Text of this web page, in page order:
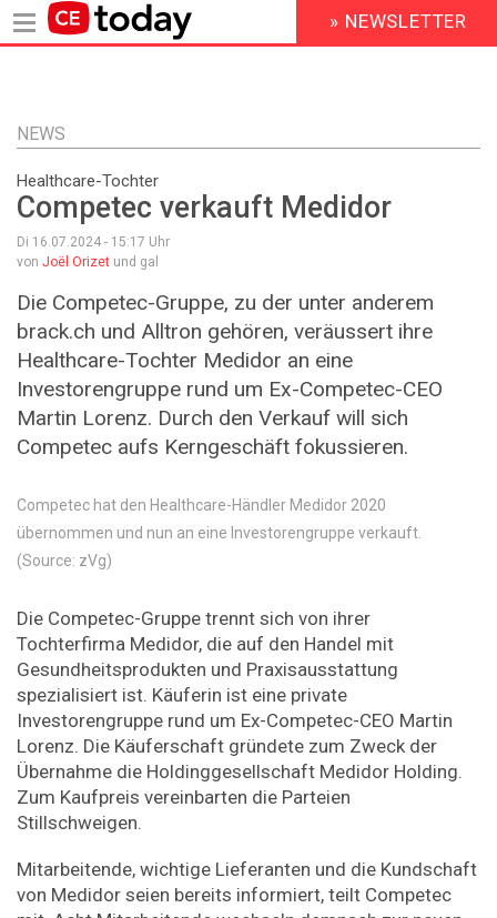
Inhalt
HEADER
MENU
» NEWSLETTER
NEWS
Healthcare-Tochter
Competec verkauft Medidor
Di 16.07.2024 - 15:17 Uhr
von Joël Orizet und gal
Die Competec-Gruppe, zu der unter anderem
brack.ch und Alltron gehören, veräussert ihre
Healthcare-Tochter Medidor an eine
Investorengruppe rund um Ex-Competec-CEO
Martin Lorenz. Durch den Verkauf will sich
Competec aufs Kerngeschäft fokussieren.
Competec hat den Healthcare-Händler Medidor 2020
übernommen und nun an eine Investorengruppe verkauft.
(Source: zVg)
Die Competec-Gruppe trennt sich von ihrer
Tochterfirma Medidor, die auf den Handel mit
Gesundheitsprodukten und Praxisausstattung
spezialisiert ist. Käuferin ist eine private
Investorengruppe rund um Ex-Competec-CEO Martin
Lorenz. Die Käuferschaft gründete zum Zweck der
Übernahme die Holdinggesellschaft Medidor Holding.
Zum Kaufpreis vereinbarten die Parteien
Stillschweigen.
Mitarbeitende, wichtige Lieferanten und die Kundschaft
von Medidor seien bereits informiert, teilt Competec